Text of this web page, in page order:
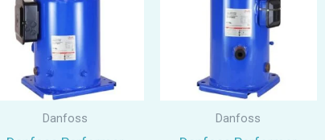
Danfoss Danfoss